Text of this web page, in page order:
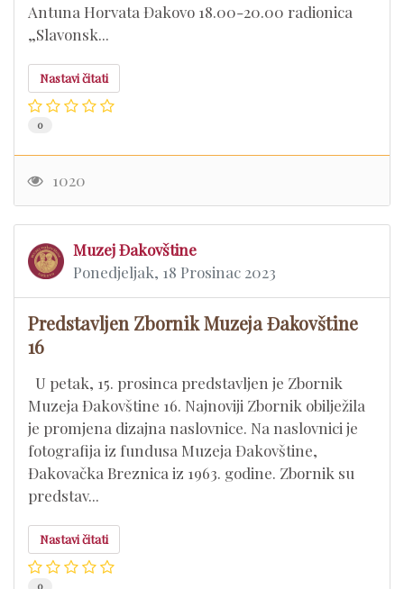
Antuna Horvata Đakovo 18.00-20.00 radionica
„Slavonsk...
Nastavi čitati
0
1020
Muzej Đakovštine
Ponedjeljak, 18 Prosinac 2023
Predstavljen Zbornik Muzeja Đakovštine
16
U petak, 15. prosinca predstavljen je Zbornik
Muzeja Đakovštine 16. Najnoviji Zbornik obilježila
je promjena dizajna naslovnice. Na naslovnici je
fotografija iz fundusa Muzeja Đakovštine,
Đakovačka Breznica iz 1963. godine. Zbornik su
predstav...
Nastavi čitati
0